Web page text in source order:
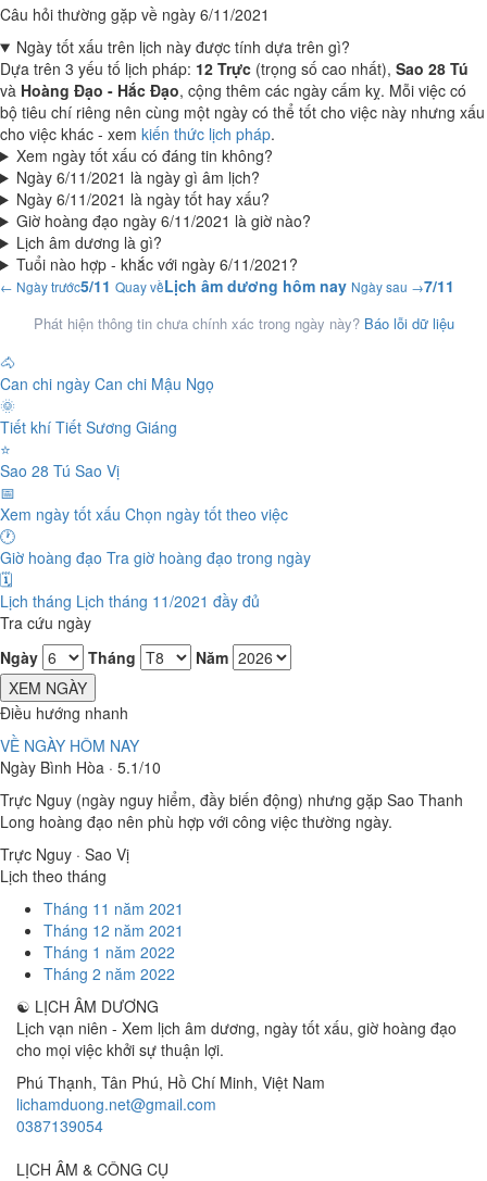
Câu hỏi thường gặp về ngày 6/11/2021
Ngày tốt xấu trên lịch này được tính dựa trên gì?
Dựa trên 3 yếu tố lịch pháp: 12 Trực (trọng số cao nhất), Sao 28 Tú
và Hoàng Đạo - Hắc Đạo, cộng thêm các ngày cấm kỵ. Mỗi việc có
bộ tiêu chí riêng nên cùng một ngày có thể tốt cho việc này nhưng xấu
cho việc khác - xem kiến thức lịch pháp.
Xem ngày tốt xấu có đáng tin không?
Ngày 6/11/2021 là ngày gì âm lịch?
Ngày 6/11/2021 là ngày tốt hay xấu?
Giờ hoàng đạo ngày 6/11/2021 là giờ nào?
Lịch âm dương là gì?
Tuổi nào hợp - khắc với ngày 6/11/2021?
← Ngày trước5/11 Quay vềLịch âm dương hôm nay Ngày sau →7/11
Phát hiện thông tin chưa chính xác trong ngày này? Báo lỗi dữ liệu
🐴
Can chi ngày Can chi Mậu Ngọ
🌞
Tiết khí Tiết Sương Giáng
⭐
Sao 28 Tú Sao Vị
📅
Xem ngày tốt xấu Chọn ngày tốt theo việc
🕐
Giờ hoàng đạo Tra giờ hoàng đạo trong ngày
🗓️
Lịch tháng Lịch tháng 11/2021 đầy đủ
Tra cứu ngày
Ngày
Tháng
Năm
XEM NGÀY
Điều hướng nhanh
VỀ NGÀY HÔM NAY
Ngày Bình Hòa · 5.1/10
Trực Nguy (ngày nguy hiểm, đầy biến động) nhưng gặp Sao Thanh
Long hoàng đạo nên phù hợp với công việc thường ngày.
Trực Nguy · Sao Vị
Lịch theo tháng
Tháng 11 năm 2021
Tháng 12 năm 2021
Tháng 1 năm 2022
Tháng 2 năm 2022
☯ LỊCH ÂM DƯƠNG
Lịch vạn niên - Xem lịch âm dương, ngày tốt xấu, giờ hoàng đạo
cho mọi việc khởi sự thuận lợi.
Phú Thạnh, Tân Phú, Hồ Chí Minh, Việt Nam
lichamduong.net@gmail.com
0387139054
LỊCH ÂM & CÔNG CỤ